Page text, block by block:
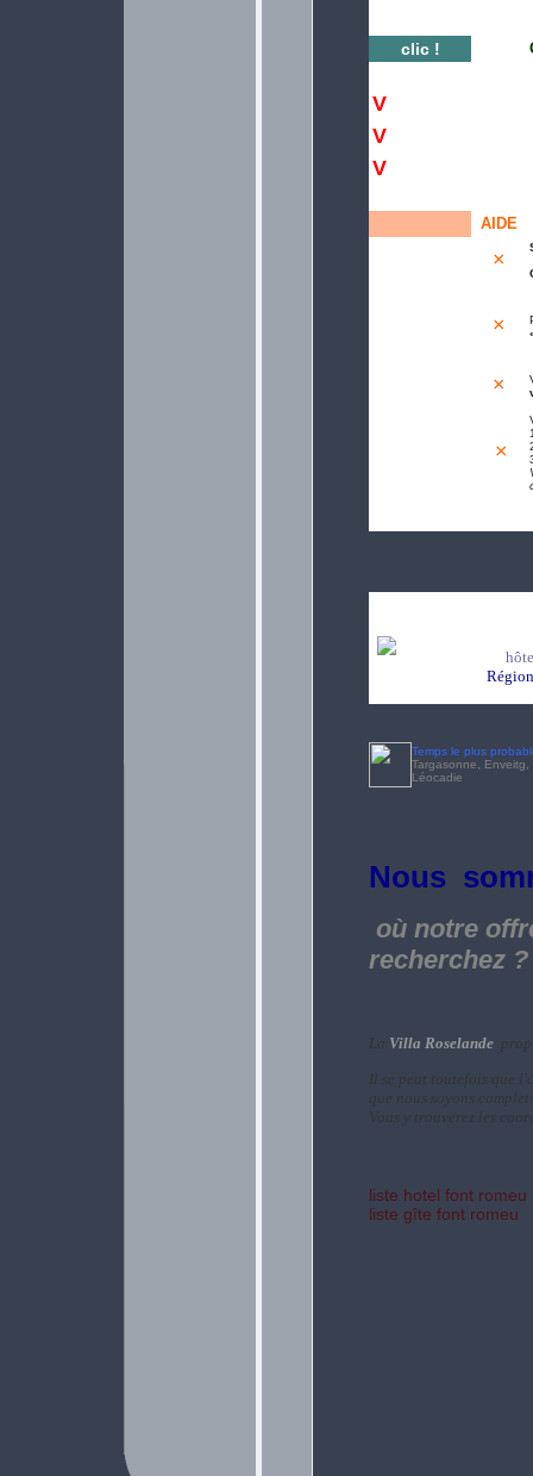
clic !
V
V
V
AIDE
×
×
×
×
Temps le plus
Targasonne, Enveitg,
Léocadie
Nous
où notre
recherchez ?
La Villa Roselande
Il se peut toutefois que
que nous soyons
Vous y trouverez les
liste hotel font romeu
liste gîte font romeu